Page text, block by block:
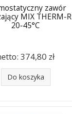
zawór
MIX THERM-R
20-45°C
374,80 zł
Do koszyka